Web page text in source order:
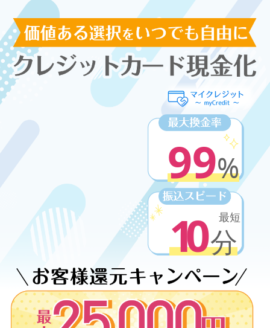
99%
10 分
最短